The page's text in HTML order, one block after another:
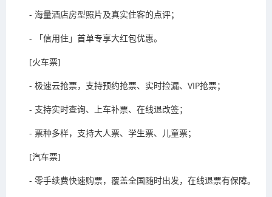
- 海量酒店房型照片及真实住客的点评；
- 「信用住」首单专享大红包优惠。
[火车票]
- 极速云抢票，支持预约抢票、实时捡漏、VIP抢票；
- 支持实时查询、上车补票、在线退改签；
- 票种多样，支持大人票、学生票、儿童票；
[汽车票]
- 零手续费快速购票，覆盖全国随时出发，在线退票有保障。